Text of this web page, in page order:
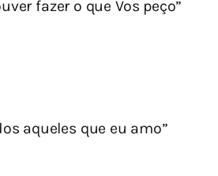
fazer o que Vos peço”
aqueles que eu amo”